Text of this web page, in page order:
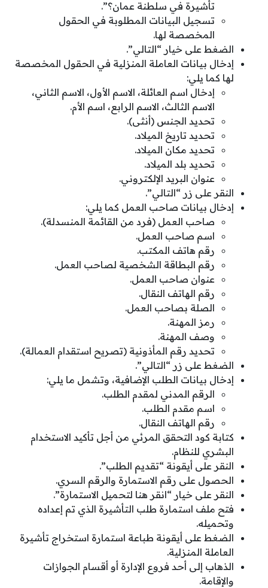
تأشيرة في سلطنة عمان؟”.
تسجيل البيانات المطلوبة في الحقول
المخصصة لها.
الضغط على خيار “التالي”.
إدخال بيانات العاملة المنزلية في الحقول المخصصة
لها كما يلي:
إدخال اسم العائلة، الاسم الأول، الاسم الثاني،
الاسم الثالث، الاسم الرابع، اسم الأم.
تحديد الجنس (أنثى).
تحديد تاريخ الميلاد.
تحديد مكان الميلاد.
تحديد بلد الميلاد.
عنوان البريد الإلكتروني.
النقر على زر “التالي”.
إدخال بيانات صاحب العمل كما يلي:
صاحب العمل (فرد من القائمة المنسدلة).
اسم صاحب العمل.
رقم هاتف المكتب.
رقم البطاقة الشخصية لصاحب العمل.
عنوان صاحب العمل.
رقم الهاتف النقال.
الصلة بصاحب العمل.
رمز المهنة.
وصف المهنة.
تحديد رقم المأذونية (تصريح استقدام العمالة).
الضغط على زر “التالي”.
إدخال بيانات الطلب الإضافية، وتشمل ما يلي:
الرقم المدني لمقدم الطلب.
اسم مقدم الطلب.
رقم الهاتف النقال.
كتابة كود التحقق المرئي من أجل تأكيد الاستخدام
البشري للنظام.
النقر على أيقونة “تقديم الطلب”.
الحصول على رقم الاستمارة والرقم السري.
النقر على خيار “انقر هنا لتحميل الاستمارة”.
فتح ملف استمارة طلب التأشيرة الذي تم إعداده
وتحميله.
الضغط على أيقونة طباعة استمارة استخراج تأشيرة
العاملة المنزلية.
الذهاب إلى أحد فروع الإدارة أو أقسام الجوازات
والإقامة.